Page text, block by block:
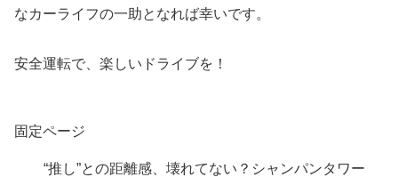
なカーライフの一助となれば幸いです。
安全運転で、楽しいドライブを！
固定ページ
“推し”との距離感、壊れてない？シャンパンタワー